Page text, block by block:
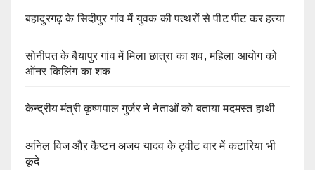
बहादुरगढ़ के सिदीपुर गांव में युवक की पत्थरों से पीट पीट कर हत्या
सोनीपत के बैयापुर गांव में मिला छात्रा का शव, महिला आयोग को
ऑनर किलिंग का शक
केन्द्रीय मंत्री कृष्णपाल गुर्जर ने नेताओं को बताया मदमस्त हाथी
अनिल विज औऱ कैप्टन अजय यादव के ट्वीट वार में कटारिया भी
कूदे